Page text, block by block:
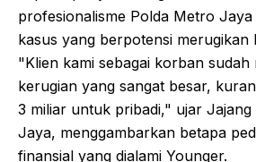
profesionalisme Polda Metro Jaya
kasus yang berpotensi merugikan
"Klien kami sebagai korban sudah
kerugian yang sangat besar,
3 miliar untuk pribadi," ujar Jajang
Jaya, menggambarkan betapa
finansial yang dialami Younger.